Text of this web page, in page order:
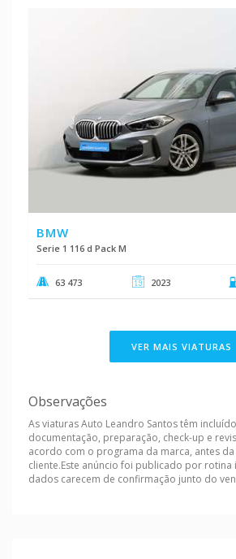
BMW
Serie 1 116 d Pack M
63 473 2023
VER MAIS VIATURAS
Observações
As viaturas Auto Leandro Santos têm
documentação, preparação, check-up e
acordo com o programa da marca, antes
cliente.Este anúncio foi publicado por
dados carecem de confirmação junto do